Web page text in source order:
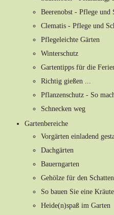
Beerenobst - Pflege und
Clematis - Pflege und
Pflegeleichte Gärten
Winterschutz
Gartentipps für die
Richtig gießen ...
Pflanzenschutz - So
Schnecken weg
Gartenbereiche
Vorgärten einladend
Dachgärten
Bauerngarten
Gehölze für den
So bauen Sie eine
Heide(n)spaß im Garten